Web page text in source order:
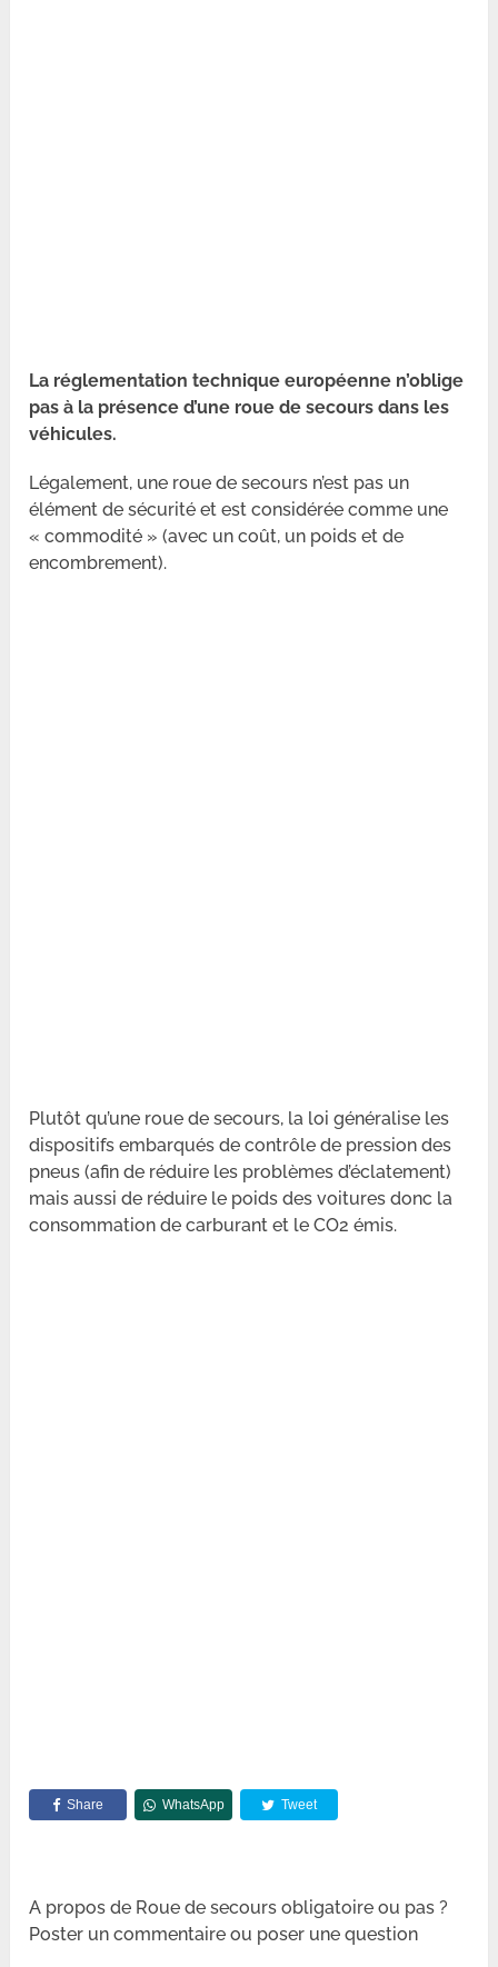
La réglementation technique européenne n’oblige
pas à la présence d’une roue de secours dans les
véhicules.
Légalement, une roue de secours n’est pas un
élément de sécurité et est considérée comme une
« commodité » (avec un coût, un poids et de
encombrement).
Plutôt qu’une roue de secours, la loi généralise les
dispositifs embarqués de contrôle de pression des
pneus (afin de réduire les problèmes d’éclatement)
mais aussi de réduire le poids des voitures donc la
consommation de carburant et le CO2 émis.
Share WhatsApp Tweet
A propos de Roue de secours obligatoire ou pas ?
Poster un commentaire ou poser une question